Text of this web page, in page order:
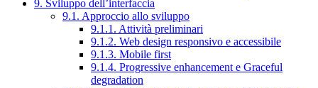
9. Sviluppo dell’interfaccia
9.1. Approccio allo sviluppo
9.1.1. Attività preliminari
9.1.2. Web design responsivo e accessibile
9.1.3. Mobile first
9.1.4. Progressive enhancement e Graceful
degradation